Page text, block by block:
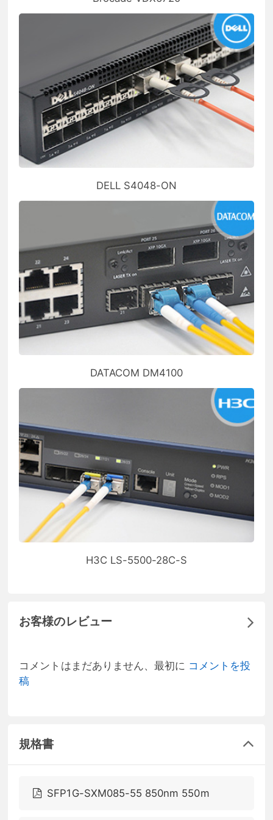
DELL S4048-ON
DATACOM DM4100
H3C LS-5500-28C-S
お客様のレビュー
コメントはまだありません、最初に コメントを投
稿
規格書
SFP1G-SXM085-55 850nm 550m